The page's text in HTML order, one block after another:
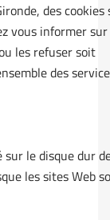
des cookies
vous informer
les refuser soit
des
le disque dur
les sites Web